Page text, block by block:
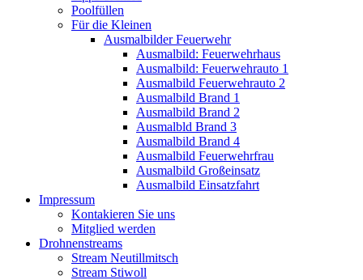
Poolfüllen
Für die Kleinen
Ausmalbilder Feuerwehr
Ausmalbild: Feuerwehrhaus
Ausmalbild: Feuerwehrauto 1
Ausmalbild Feuerwehrauto 2
Ausmalbild Brand 1
Ausmalbild Brand 2
Ausmalbld Brand 3
Ausmalbild Brand 4
Ausmalbild Feuerwehrfrau
Ausmalbild Großeinsatz
Ausmalbild Einsatzfahrt
Impressum
Kontakieren Sie uns
Mitglied werden
Drohnenstreams
Stream Neutillmitsch
Stream Stiwoll